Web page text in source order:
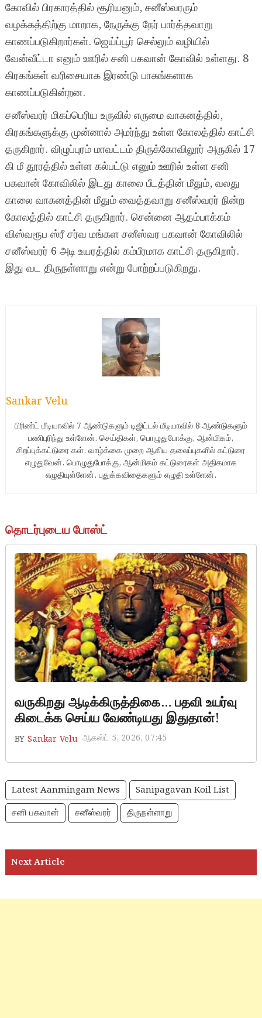
கோவில் பிரகாரத்தில் சூரியனும், சனீஸ்வரரும்
வழக்கத்திற்கு மாறாக, நேருக்கு நேர் பார்த்தவாறு
காணப்படுகிறார்கள். ஜெய்ப்பூர் செல்லும் வழியில்
வேன்வீட்டா எனும் ஊரில் சனி பகவான் கோவில் உள்ளது. 8
கிரகங்கள் வரிசையாக இரண்டு பாகங்களாக
காணப்படுகின்றன‌.
சனீஸ்வரர் மிகப்பெரிய உருவில் எருமை வாகனத்தில்,
கிரகங்களுக்கு முன்னால் அமர்ந்து உள்ள கோலத்தில் காட்சி
தருகிறார். விழுப்புரம் மாவட்டம் திருக்கோவிலூர் அருகில் 17
கி மீ தூரத்தில் உள்ள கல்பட்டு எனும் ஊரில் உள்ள சனி
பகவான் கோவிலில் இடது காலை பீடத்தின் மீதும், வலது
காலை வாகனத்தின் மீதும் வைத்தவாறு சனீஸ்வரர் நின்ற
கோலத்தில் காட்சி தருகிறார். சென்னை ஆதம்பாக்கம்
விஸ்வரூப ஸ்ரீ சர்வ மங்கள சனீஸ்வர பகவான் கோவிலில்
சனீஸ்வரர் 6 அடி உயரத்தில் கம்பீரமாக காட்சி தருகிறார்.
இது வட திருநள்ளாறு என்று போற்றப்படுகிறது.
Sankar Velu
பிரிண்ட் மீடியாவில் 7 ஆண்டுகளும் டிஜிட்டல் மீடியாவில் 8 ஆண்டுகளும்
பணிபுரிந்து உள்ளேன். செய்திகள், பொழுதுபோக்கு, ஆன்மிகம்,
சிறப்புக்கட்டுரை கள், வாழ்க்கை முறை ஆகிய தலைப்புகளில் கட்டுரை
எழுதுவேன். பொழுதுபோக்கு, ஆன்மிகம் கட்டுரைகள் அதிகமாக
எழுதியுள்ளேன். புதுக்கவிதைகளும் எழுதி உள்ளேன்.
தொடர்புடைய போஸ்ட்
வருகிறது ஆடிக்கிருத்திகை… பதவி உயர்வு
கிடைக்க செய்ய வேண்டியது இதுதான்!
BY Sankar Velu ஆகஸ்ட் 5, 2026, 07:45
Latest Aanmingam News
Sanipagavan Koil List
சனி பகவான்
சனீஸ்வரர் திருநள்ளாறு